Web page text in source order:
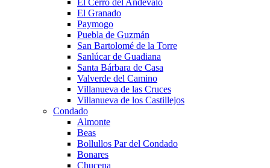
El Cerro del Andévalo
El Granado
Paymogo
Puebla de Guzmán
San Bartolomé de la Torre
Sanlúcar de Guadiana
Santa Bárbara de Casa
Valverde del Camino
Villanueva de las Cruces
Villanueva de los Castillejos
Condado
Almonte
Beas
Bollullos Par del Condado
Bonares
Chucena